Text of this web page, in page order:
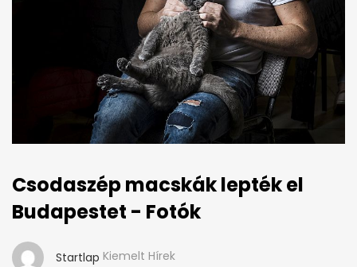
Csodaszép macskák lepték el
Budapestet - Fotók
Startlap Kiemelt Hírek